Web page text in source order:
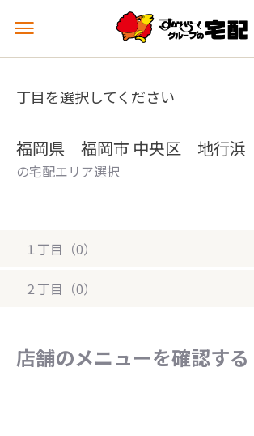
メ
ュ
を
丁目を選択してください
福岡県 福岡市 中央区 地行浜
の宅配エリア選択
１丁目（0）
２丁目（0）
店舗のメニューを確認する